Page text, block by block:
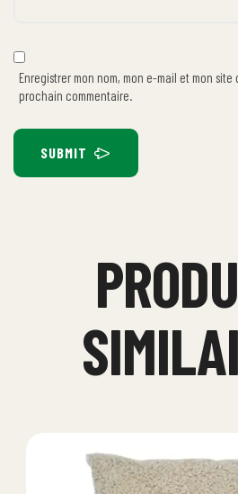
Enregistrer mon nom, mon e-mail et mon
prochain commentaire.
SUBMIT